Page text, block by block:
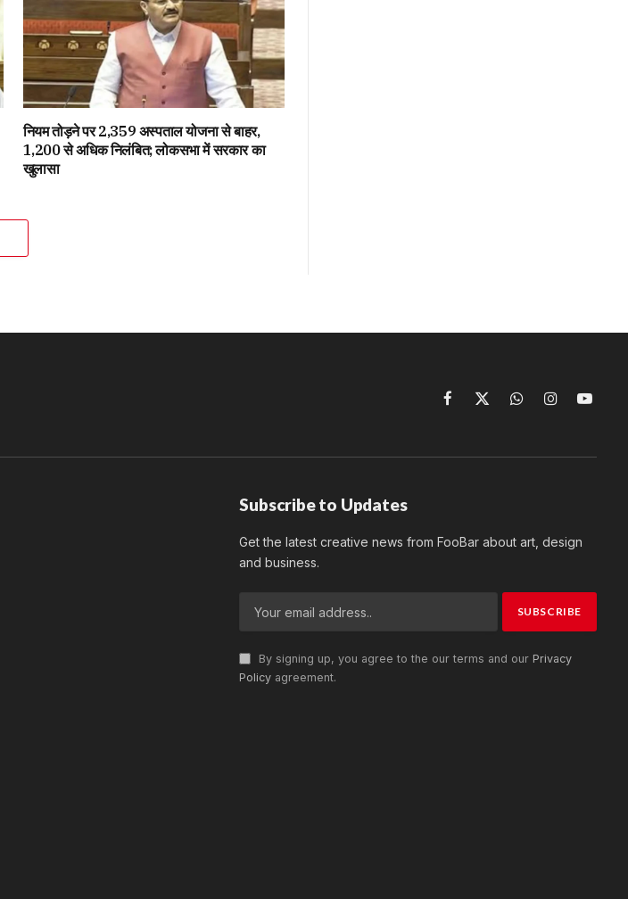
नियम तोड़ने पर 2,359 अस्पताल योजना से बाहर,
1,200 से अधिक निलंबित; लोकसभा में सरकार का
खुलासा
Facebook
X
WhatsAppInstagram
Subscribe to Updates
Get the latest creative news from FooBar about art, design
and business.
By signing up, you agree to the our terms and our Privacy
Policy agreement.